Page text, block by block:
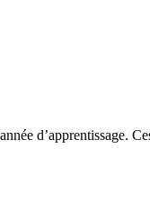
d’apprentissage.